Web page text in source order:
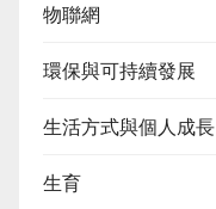
物聯網
環保與可持續發展
生活方式與個人成長
生育